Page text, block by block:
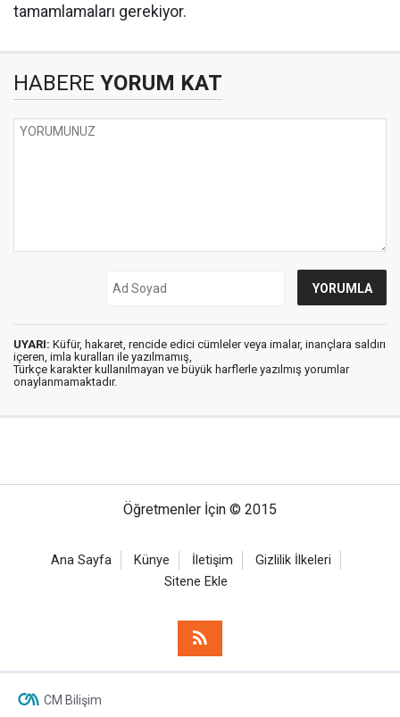
tamamlamaları gerekiyor.
HABERE YORUM KAT
UYARI: Küfür, hakaret, rencide edici cümleler veya imalar, inançlara saldırı
içeren, imla kuralları ile yazılmamış,
Türkçe karakter kullanılmayan ve büyük harflerle yazılmış yorumlar
onaylanmamaktadır.
Öğretmenler İçin © 2015
Ana Sayfa Künye İletişim
Gizlilik İlkeleri
Sitene Ekle
CM Bilişim